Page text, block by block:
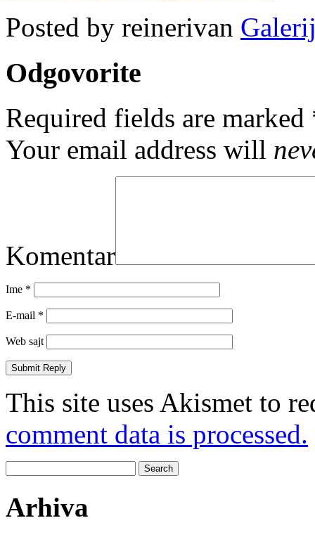
Posted by reinerivan
Odgovorite
Required fields are marked
Your email address will
Komentar
Ime *
E-mail *
Web sajt
This site uses Akismet to
comment data is processed.
for:
Arhiva